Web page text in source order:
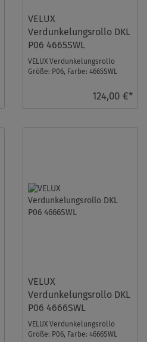
VELUX
Verdunkelungsrollo DKL
P06 4665SWL
VELUX Verdunkelungsrollo
Größe: P06, Farbe: 4665SWL
124,00 €*
VELUX
Verdunkelungsrollo DKL
P06 4666SWL
VELUX Verdunkelungsrollo
Größe: P06, Farbe: 4666SWL